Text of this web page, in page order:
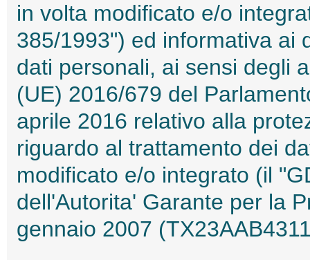
in volta modificato e/o
385/1993") ed informativa ai
dati personali, ai sensi degli
(UE) 2016/679 del
aprile 2016 relativo alla
riguardo al trattamento dei
modificato e/o integrato (il
dell'Autorita' Garante per la
gennaio 2007